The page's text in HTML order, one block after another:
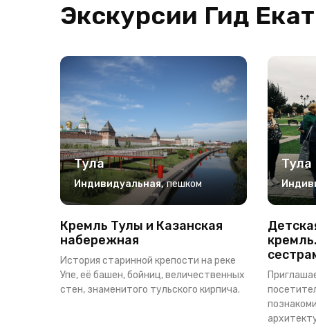
Экскурсии Гид
Тула
Индивидуальная, пешком
Кремль Тулы и Казанская
набережная
История старинной крепости на реке
Упе, её башен, бойниц, величественных
стен, знаменитого тульского кирпича.
Тула